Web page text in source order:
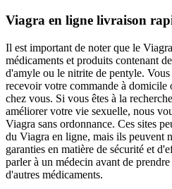
Viagra en ligne livraison
Il est important de noter que le
médicaments et produits contenant
d'amyle ou le nitrite de pentyle.
recevoir votre commande à domicile
chez vous. Si vous êtes à la
améliorer votre vie sexuelle, nous
Viagra sans ordonnance. Ces sites
du Viagra en ligne, mais ils peuvent
garanties en matière de sécurité et
parler à un médecin avant de
d'autres médicaments.